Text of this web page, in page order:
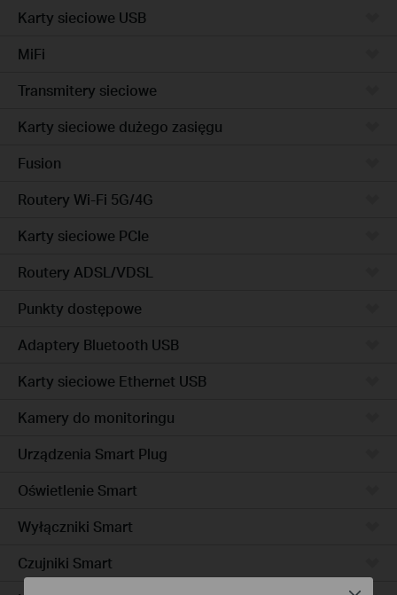
Karty sieciowe USB
MiFi
Transmitery sieciowe
Karty sieciowe dużego zasięgu
Fusion
Routery Wi-Fi 5G/4G
Karty sieciowe PCIe
Routery ADSL/VDSL
Punkty dostępowe
Adaptery Bluetooth USB
Karty sieciowe Ethernet USB
Kamery do monitoringu
Urządzenia Smart Plug
Oświetlenie Smart
Wyłączniki Smart
Czujniki Smart